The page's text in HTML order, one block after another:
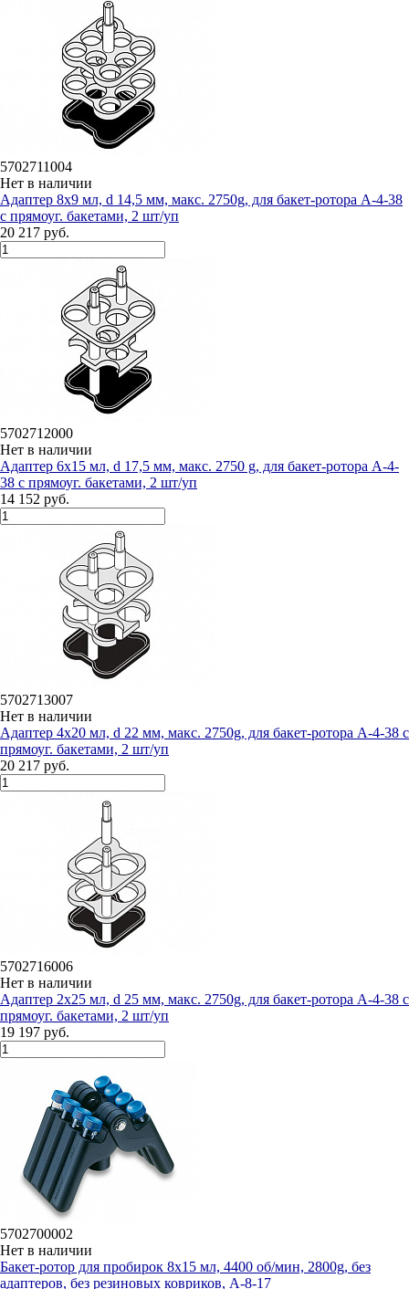
5702711004
Нет в наличии
Адаптер 8х9 мл, d 14,5 мм, макс. 2750g, для бакет-ротора А-4-38
с прямоуг. бакетами, 2 шт/уп
20 217 руб.
5702712000
Нет в наличии
Адаптер 6х15 мл, d 17,5 мм, макс. 2750 g, для бакет-ротора А-4-
38 с прямоуг. бакетами, 2 шт/уп
14 152 руб.
5702713007
Нет в наличии
Адаптер 4х20 мл, d 22 мм, макс. 2750g, для бакет-ротора А-4-38 с
прямоуг. бакетами, 2 шт/уп
20 217 руб.
5702716006
Нет в наличии
Адаптер 2х25 мл, d 25 мм, макс. 2750g, для бакет-ротора А-4-38 с
прямоуг. бакетами, 2 шт/уп
19 197 руб.
5702700002
Нет в наличии
Бакет-ротор для пробирок 8х15 мл, 4400 об/мин, 2800g, без
адаптеров, без резиновых ковриков, А-8-17